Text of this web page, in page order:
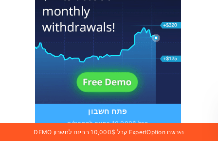
פתח חשבון
קבל 10,000$ בחינם למתחילים
הירשם ExpertOption קבל 10,000$ בחינם לחשבון DEMO